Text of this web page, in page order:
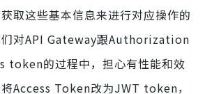
取这些基本信息来进行对应操作的
们对API Gateway跟Authorization
token的过程中，担心有性能和效
Access Token改为JWT token，